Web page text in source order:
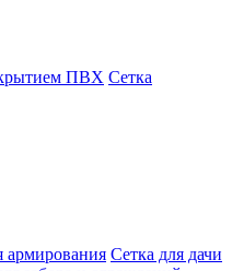
ПВХ Сетка
армирования Сетка для дачи